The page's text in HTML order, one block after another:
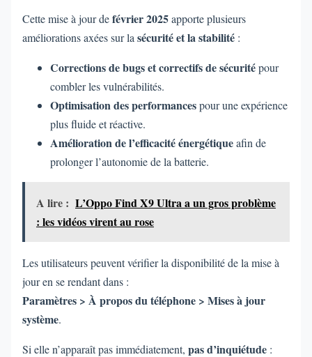
Cette mise à jour defévrier 2025apporte plusieurs
améliorations axées sur la sécurité et la stabilité :
Corrections de bugs et correctifs de sécuritépour
combler les vulnérabilités.
Optimisation des performancespour une expérience
plus fluide et réactive.
Amélioration de l’efficacité énergétiqueafin de
prolonger l’autonomie de la batterie.
A lire : L’Oppo Find X9 Ultra a un gros problème
: les vidéos virent au rose
Les utilisateurs peuvent vérifier la disponibilité de la mise à
jour en se rendant dans :
Paramètres > À propos du téléphone > Mises à jour
système.
Si elle n’apparaît pas immédiatement, pas d’inquiétude :